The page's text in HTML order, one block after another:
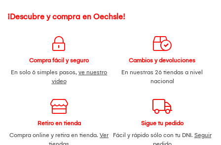
¡Descubre y compra en Oechsle!
Compra fácil y seguro
En solo 6 simples pasos, ve nuestro
video
Cambios y devoluciones
En nuestras 26 tiendas a nivel
nacional
Retiro en tienda
Compra online y retira en tienda. Ver
Sigue tu pedido
Fácil y rápido sólo con tu DNI. Seguir